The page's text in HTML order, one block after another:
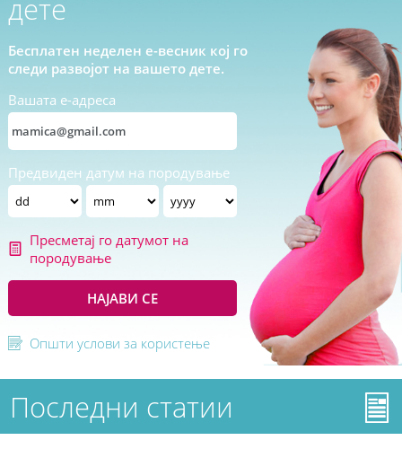
дете
Бесплатен неделен е-весник кој го
следи развојот на вашето дете.
Вашата е-адреса
Предвиден датум на породување
Пресметај го датумот на
породување
НАЈАВИ СЕ
Општи услови за користење
Последни статии